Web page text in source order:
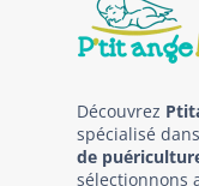
Découvrez
spécialisé
de
sélectionnons